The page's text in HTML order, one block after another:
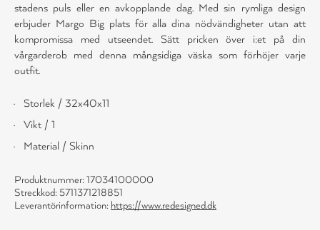
stadens puls eller en avkopplande dag. Med sin rymliga design
erbjuder Margo Big plats för alla dina nödvändigheter utan att
kompromissa med utseendet. Sätt pricken över i:et på din
vårgarderob med denna mångsidiga väska som förhöjer varje
outfit.
Storlek / 32x40x11
Vikt / 1
Material / Skinn
Produktnummer: 17034100000
Streckkod: 5711371218851
Leverantörinformation: https://www.redesigned.dk